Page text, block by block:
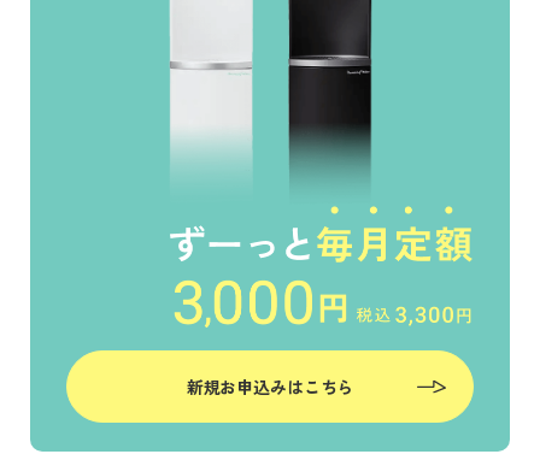
新規お申込みはこちら